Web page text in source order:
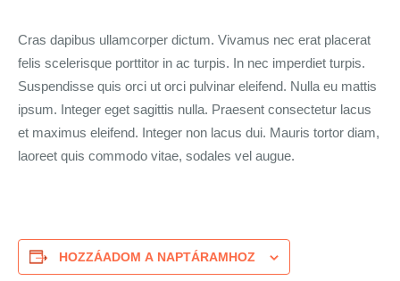
Cras dapibus ullamcorper dictum. Vivamus nec erat placerat
felis scelerisque porttitor in ac turpis. In nec imperdiet turpis.
Suspendisse quis orci ut orci pulvinar eleifend. Nulla eu mattis
ipsum. Integer eget sagittis nulla. Praesent consectetur lacus
et maximus eleifend. Integer non lacus dui. Mauris tortor diam,
laoreet quis commodo vitae, sodales vel augue.
HOZZÁADOM A NAPTÁRAMHOZ